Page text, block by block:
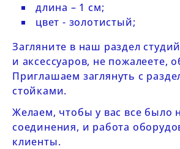
длина – 1 см;
цвет - золотистый;
Загляните в наш раздел
и аксессуаров, не пожалеете,
Приглашаем заглянуть с
стойками.
Желаем, чтобы у вас все было
соединения, и работа
клиенты.